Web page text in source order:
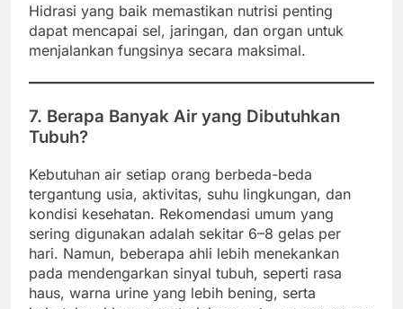
Hidrasi yang baik memastikan nutrisi penting
dapat mencapai sel, jaringan, dan organ untuk
menjalankan fungsinya secara maksimal.
7. Berapa Banyak Air yang Dibutuhkan
Tubuh?
Kebutuhan air setiap orang berbeda-beda
tergantung usia, aktivitas, suhu lingkungan, dan
kondisi kesehatan. Rekomendasi umum yang
sering digunakan adalah sekitar 6–8 gelas per
hari. Namun, beberapa ahli lebih menekankan
pada mendengarkan sinyal tubuh, seperti rasa
haus, warna urine yang lebih bening, serta